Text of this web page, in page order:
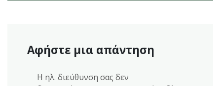
Αφήστε μια απάντηση
Η ηλ. διεύθυνση σας δεν